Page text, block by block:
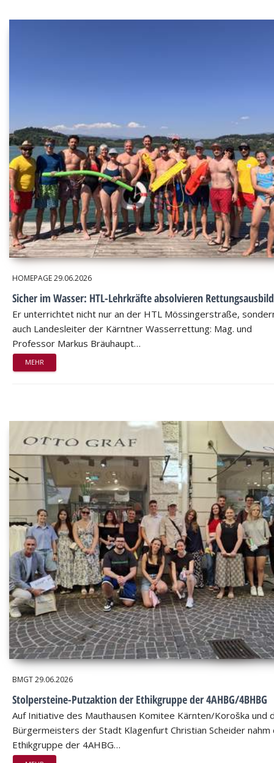
HOMEPAGE29.06.2026
Sicher im Wasser: HTL-Lehrkräfte absolvieren
Er unterrichtet nicht nur an der HTL Mössingerstraße,
auch Landesleiter der Kärntner Wasserrettung: Mag. und
Professor Markus Bräuhaupt…
MEHR
BMGT29.06.2026
Stolpersteine-Putzaktion der Ethikgruppe der 4AHBG/4BHBG
Auf Initiative des Mauthausen Komitee Kärnten/Koroška und
Bürgermeisters der Stadt Klagenfurt Christian Scheider nahm
Ethikgruppe der 4AHBG…